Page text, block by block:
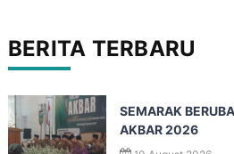
BERITA TERBARU
SEMARAK
AKBAR 2026